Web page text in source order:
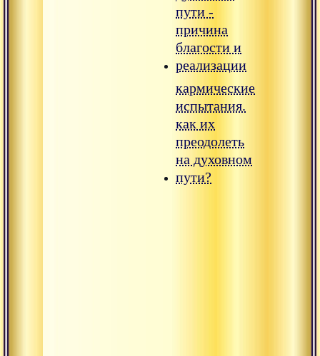
пути -
причина
благости и
реализации
кармические
испытания.
как их
преодолеть
на духовном
пути?